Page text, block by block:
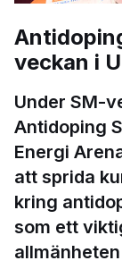
veckan i
Under SM-
Antidoping
Energi
att sprida
kring
som ett